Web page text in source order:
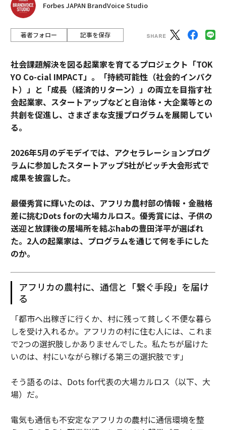
Forbes JAPAN BrandVoice Studio
著者フォロー 記事を保存
社会課題解決を図る起業家を育てるプロジェクト「TOK
YO Co-cial IMPACT」。
「持続可能性（社会的インパク
ト）」と「成長（経済的リターン）」の両立を目指す社
会起業家、スタートアップなどと自治体・大企業等との
共創を促進し、さまざまな支援プログラムを展開してい
る。
2026年5月のデモデイでは、アクセラレーションプログ
ラムに参加したスタートアップ5社がピッチ大会形式で
成果を披露した。
最優秀賞に輝いたのは、アフリカ農村部の情報・金融格
差に挑むDots forの大場カルロス。優秀賞には、子供の
送迎と放課後の居場所を結ぶhabの豊田洋平が選ばれ
た。2人の起業家は、プログラムを通じて何を手にした
のか。
アフリカの農村に、通信と「繋ぐ手段」を届け
る
「都市へ出稼ぎに行くか、村に残って貧しく不便な暮ら
しを受け入れるか。アフリカの村に住む人には、これま
で2つの選択肢しかありませんでした。私たちが届けた
いのは、村にいながら稼げる第三の選択肢です」
そう語るのは、Dots for代表の大場カルロス（以下、大
場）だ。
電気も通信も不安定なアフリカの農村に通信環境を整